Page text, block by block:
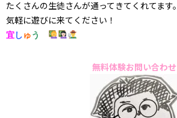
たくさんの生徒さんが通ってきてくれてます。
気軽に遊びに来てください！
宜 し ゅ う
無料体験お問い合わせ